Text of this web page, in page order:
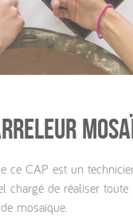
ce CAP est un
chargé de réaliser toute
mosaïque.